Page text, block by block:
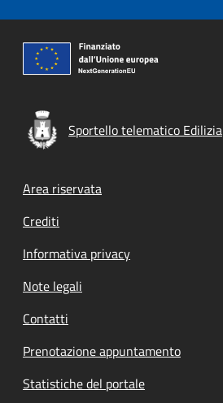
Sportello telematico Edilizia
Footer menu
Area riservata
Crediti
Informativa privacy
Note legali
Contatti
Prenotazione appuntamento
Statistiche del portale